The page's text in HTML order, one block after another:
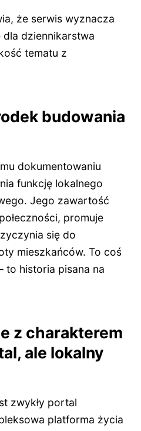
że serwis wyznacza
dziennikarstwa
tematu z
budowania
dokumentowaniu
funkcję lokalnego
Jego zawartość
promuje
się do
mieszkańców. To coś
to historia pisana na
z charakterem
ale lokalny
zwykły portal
platforma życia